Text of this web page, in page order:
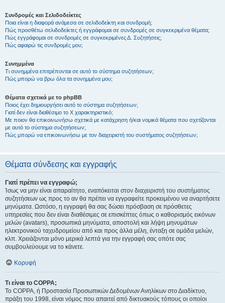
Συνδρομές και Σελιδοδείκτες
Ποια είναι η διαφορά ανάμεσα σε σελιδοδείκτη και συνδρομή;
Πώς προσθέτω σελιδοδείκτες ή εγγράφομαι σε συνδρομές σε συγκεκριμένα θέματα;
Πώς εγγράφομαι σε συνδρομές σε συγκεκριμένες Δ. Συζητήσεις;
Πώς αφαιρώ τις συνδρομές μου;
Συνημμένα
Τι συνημμένα επιτρέπονται σε αυτό το σύστημα συζητήσεων;
Πώς μπορώ να βρω όλα τα συνημμένα μου;
Θέματα σχετικά με το phpBB
Ποιος έχει δημιουργήσει αυτό το σύστημα συζητήσεων;
Γιατί δεν είναι διαθέσιμο το Χ χαρακτηριστικό;
Με ποιον θα επικοινωνήσω σχετικά με κατάχρηση ή/και νομικά θέματα που σχετίζονται
με αυτό το σύστημα συζητήσεων;
Πώς μπορώ να επικοινωνήσω με τον διαχειριστή του συστήματος συζητήσεων;
Θέματα σύνδεσης και εγγραφής
Γιατί πρέπει να εγγραφώ;
Ίσως να μην είναι απαραίτητο, εναπόκειται στον διαχειριστή του συστήματος
συζητήσεων ως προς το αν θα πρέπει να εγγραφείτε προκειμένου να αναρτήσετε
μηνύματα. Ωστόσο, η εγγραφή θα σας δώσει πρόσβαση σε πρόσθετες
υπηρεσίες που δεν είναι διαθέσιμες σε επισκέπτες όπως ο καθορισμός εικόνων
μελών (avatars), προσωπικά μηνύματα, αποστολή και λήψη μηνυμάτων
ηλεκτρονικού ταχυδρομείου από και προς άλλα μέλη, ένταξη σε ομάδα μελών,
κλπ. Χρειάζονται μόνο μερικά λεπτά για την εγγραφή σας οπότε σας
συμβουλεύουμε να το κάνετε.
Κορυφή
Τι είναι το COPPA;
Το COPPA, ή Προστασία Προσωπικών Δεδομένων Ανηλίκων στο Διαδίκτυο,
πράξη του 1998, είναι νόμος που απαιτεί από δικτυακούς τόπους οι οποίοι